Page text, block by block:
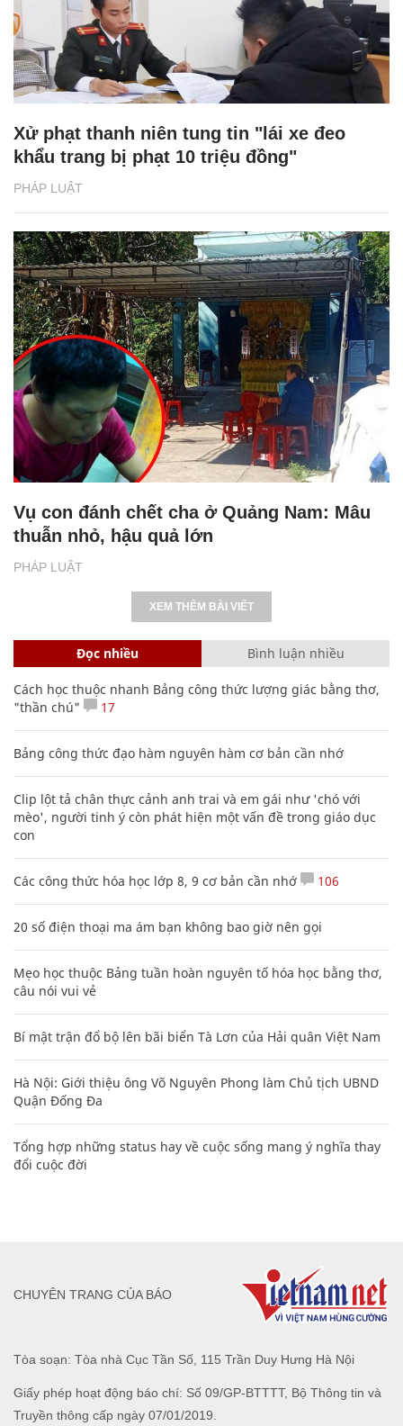
PHÁP LUẬT
Xử phạt thanh niên tung tin "lái xe đeo
khẩu trang bị phạt 10 triệu đồng"
PHÁP LUẬT
Vụ con đánh chết cha ở Quảng Nam: Mâu
thuẫn nhỏ, hậu quả lớn
XEM THÊM BÀI VIẾT
Đọc nhiều Bình luận nhiều
Cách học thuộc nhanh Bảng công thức lượng giác bằng thơ,
"thần chú"
17
Bảng công thức đạo hàm nguyên hàm cơ bản cần nhớ
Clip lột tả chân thực cảnh anh trai và em gái như 'chó với
mèo', người tinh ý còn phát hiện một vấn đề trong giáo dục
con
Các công thức hóa học lớp 8, 9 cơ bản cần nhớ 106
20 số điện thoại ma ám bạn không bao giờ nên gọi
Mẹo học thuộc Bảng tuần hoàn nguyên tố hóa học bằng thơ,
câu nói vui vẻ
Bí mật trận đổ bộ lên bãi biển Tà Lơn của Hải quân Việt Nam
Hà Nội: Giới thiệu ông Võ Nguyên Phong làm Chủ tịch UBND
Quận Đống Đa
Tổng hợp những status hay về cuộc sống mang ý nghĩa thay
đổi cuộc đời
Tòa soạn: Tòa nhà Cục Tần Số, 115 Trần Duy Hưng Hà Nội
Giấy phép hoạt động báo chí: Số 09/GP-BTTTT, Bộ Thông tin và
Truyền thông cấp ngày 07/01/2019.
CHUYÊN TRANG CỦA BÁO